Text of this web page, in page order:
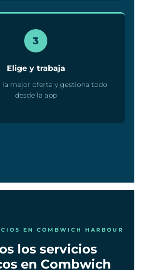
3
Elige y trabaja
la mejor oferta y gestiona todo
desde la app
EN COMBWICH HARBOUR
los servicios
en Combwich